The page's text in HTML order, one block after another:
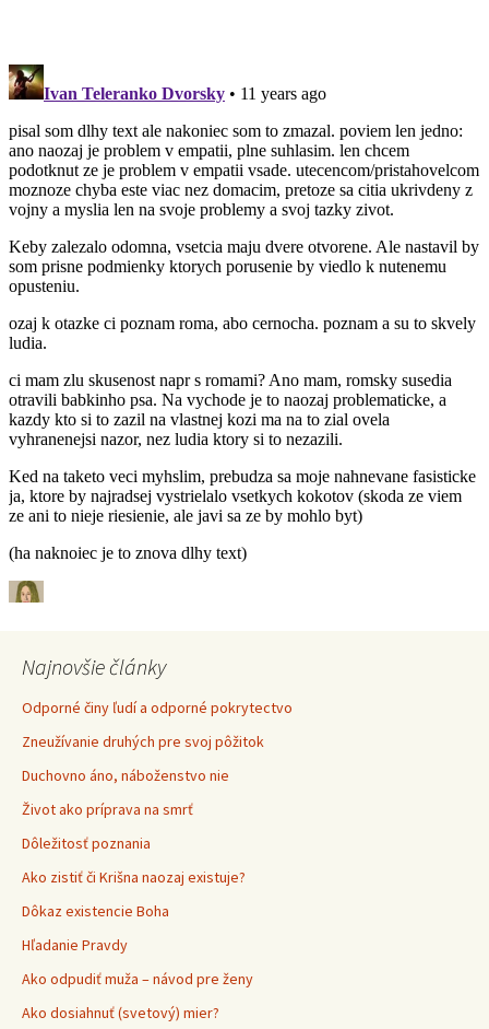
Najnovšie články
Odporné činy ľudí a odporné pokrytectvo
Zneužívanie druhých pre svoj pôžitok
Duchovno áno, náboženstvo nie
Život ako príprava na smrť
Dôležitosť poznania
Ako zistiť či Krišna naozaj existuje?
Dôkaz existencie Boha
Hľadanie Pravdy
Ako odpudiť muža – návod pre ženy
Ako dosiahnuť (svetový) mier?